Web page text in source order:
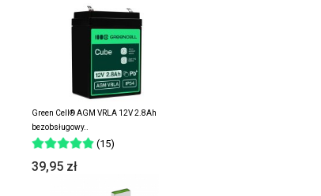
Green Cell® AGM VRLA 12V 2.8Ah
bezobsługowy..
(15)
39,95 zł